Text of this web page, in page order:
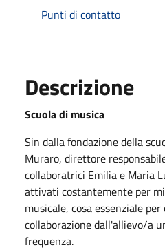
Punti di contatto
Descrizione
Scuola di musica
Sin dalla fondazione della
Muraro, direttore
collaboratrici Emilia e Maria
attivati costantemente per
musicale, cosa essenziale
collaborazione dall'allievo/a
frequenza.